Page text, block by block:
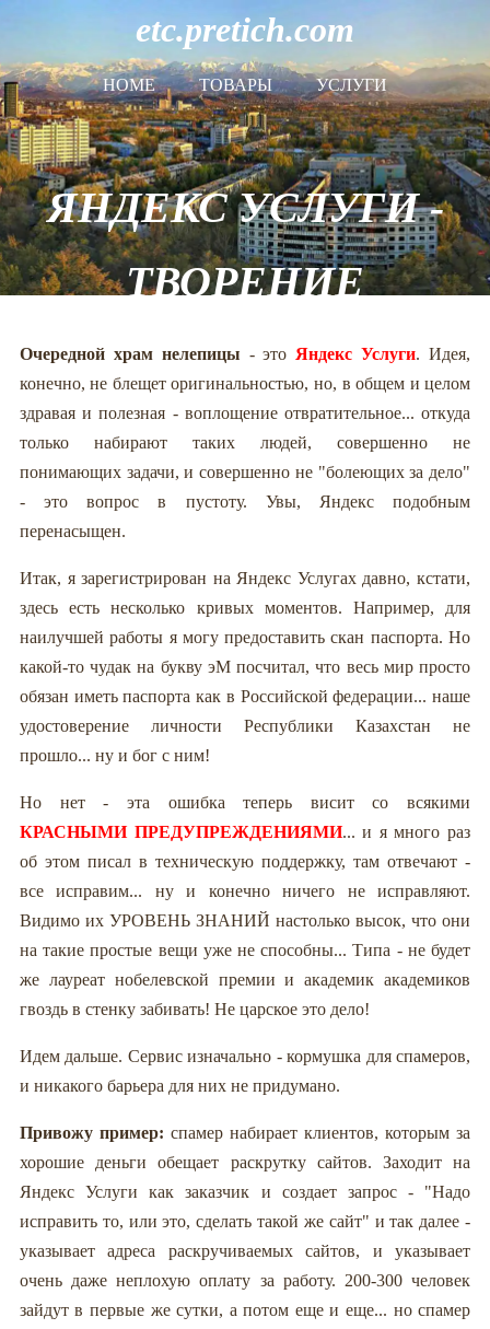
etc.pretich.com
HOME ТОВАРЫ УСЛУГИ
ЯНДЕКС УСЛУГИ -
ТВОРЕНИЕ
БЕЗДАРЕЙ
Очередной храм нелепицы - это Яндекс Услуги. Идея,
конечно, не блещет оригинальностью, но, в общем и целом
здравая и полезная - воплощение отвратительное... откуда
только набирают таких людей, совершенно не
понимающих задачи, и совершенно не "болеющих за дело"
- это вопрос в пустоту. Увы, Яндекс подобным
перенасыщен.
Итак, я зарегистрирован на Яндекс Услугах давно, кстати,
здесь есть несколько кривых моментов. Например, для
наилучшей работы я могу предоставить скан паспорта. Но
какой-то чудак на букву эМ посчитал, что весь мир просто
обязан иметь паспорта как в Российской федерации... наше
удостоверение личности Республики Казахстан не
прошло... ну и бог с ним!
Но нет - эта ошибка теперь висит со всякими
КРАСНЫМИ ПРЕДУПРЕЖДЕНИЯМИ... и я много раз
об этом писал в техническую поддержку, там отвечают -
все исправим... ну и конечно ничего не исправляют.
Видимо их УРОВЕНЬ ЗНАНИЙ настолько высок, что они
на такие простые вещи уже не способны... Типа - не будет
же лауреат нобелевской премии и академик академиков
гвоздь в стенку забивать! Не царское это дело!
Идем дальше. Сервис изначально - кормушка для спамеров,
и никакого барьера для них не придумано.
Привожу пример: спамер набирает клиентов, которым за
хорошие деньги обещает раскрутку сайтов. Заходит на
Яндекс Услуги как заказчик и создает запрос - "Надо
исправить то, или это, сделать такой же сайт" и так далее -
указывает адреса раскручиваемых сайтов, и указывает
очень даже неплохую оплату за работу. 200-300 человек
зайдут в первые же сутки, а потом еще и еще... но спамер